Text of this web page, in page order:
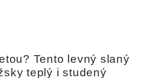
Tento levný slaný
teplý i studený